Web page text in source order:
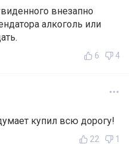
внезапно
алкоголь или
6 4
купил всю дорогу!
22 1